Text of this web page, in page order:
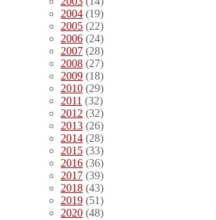
2004 (19)
2005 (22)
2006 (24)
2007 (28)
2008 (27)
2009 (18)
2010 (29)
2011 (32)
2012 (32)
2013 (26)
2014 (28)
2015 (33)
2016 (36)
2017 (39)
2018 (43)
2019 (51)
2020 (48)